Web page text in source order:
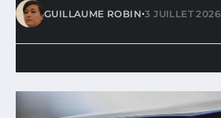
GUILLAUME ROBIN•3 JUILLET 2026